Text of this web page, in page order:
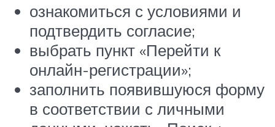
ознакомиться с условиями и
подтвердить согласие;
выбрать пункт «Перейти к
онлайн-регистрации»;
заполнить появившуюся форму
в соответствии с личными